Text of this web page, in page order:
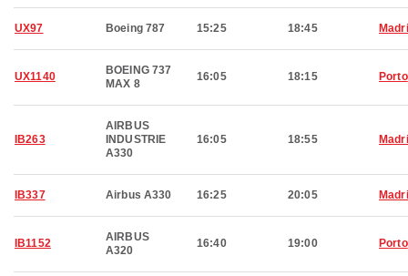
UX97 Boeing 787 15:25 18:45
UX1140
BOEING 737
MAX 8
16:05 18:15 Porto
IB263
AIRBUS
INDUSTRIE
A330
16:05 18:55
IB337 Airbus A330 16:25 20:05
IB1152
AIRBUS
A320
16:40 19:00 Porto